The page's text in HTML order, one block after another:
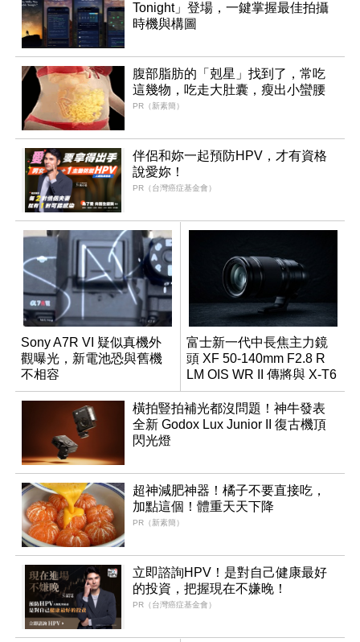
Tonight」登場，一鍵掌握最佳拍攝
時機與構圖
腹部脂肪的「剋星」找到了，常吃
這幾物，吃走大肚囊，瘦出小蠻腰
PR（新素簡）
伴侶和妳一起預防HPV，才有資格
說愛妳！
PR（台灣癌症基金會）
Sony A7R VI 疑似真機外
觀曝光，新電池恐與舊機
不相容
富士新一代中長焦主力鏡
頭 XF 50-140mm F2.8 R
LM OIS WR II 傳將與 X-T6
同步亮相
橫拍豎拍補光都沒問題！神牛發表
全新 Godox Lux Junior II 復古機頂
閃光燈
超神減肥神器！橘子不要直接吃，
加點這個！體重天天下降
PR（新素簡）
立即諮詢HPV！是對自己健康最好
的投資，把握現在不嫌晚！
PR（台灣癌症基金會）